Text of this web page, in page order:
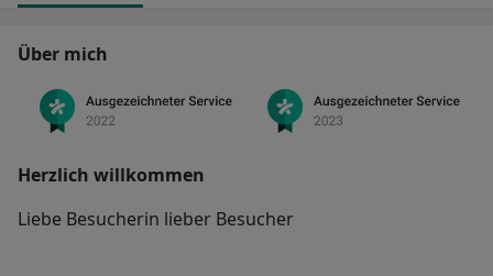
Über mich
Herzlich willkommen
Liebe Besucherin lieber Besucher